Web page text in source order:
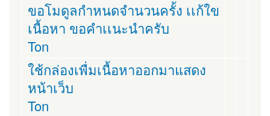
ขอโมดูลกำหนดจำนวนครั้ง เเก้ใข
เนื้อหา ขอคำเเนะนำครับ
Ton
ใช้กล่องเพื่มเนื้อหาออกมาแสดง
หน้าเว็บ
Ton